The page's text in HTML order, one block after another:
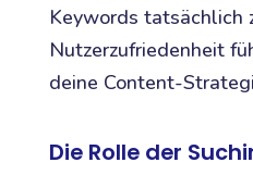
Keywords tatsächlich
Nutzerzufriedenheit
deine Content-
Die Rolle der